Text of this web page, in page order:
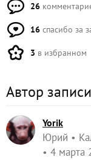
26
16 спасибо за
3 в избранном
Автор
Yorik
Юрий
4 марта